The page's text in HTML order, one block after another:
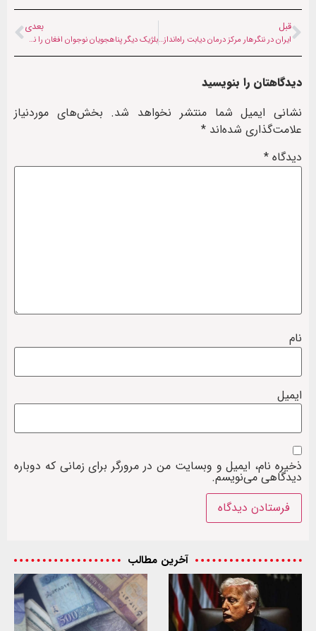
قبل
ایران در ننگرهار مرکز درمان دیابت راه‌اندازی می‌کند
بعدی
بلژیک دیگر پناهجویان نوجوان افغان را نمی‌پذیرد
دیدگاهتان را بنویسید
نشانی ایمیل شما منتشر نخواهد شد. بخش‌های موردنیاز
علامت‌گذاری شده‌اند *
دیدگاه *
نام
ایمیل
ذخیره نام، ایمیل و وبسایت من در مرورگر برای زمانی که دوباره
دیدگاهی می‌نویسم.
آخرین مطالب